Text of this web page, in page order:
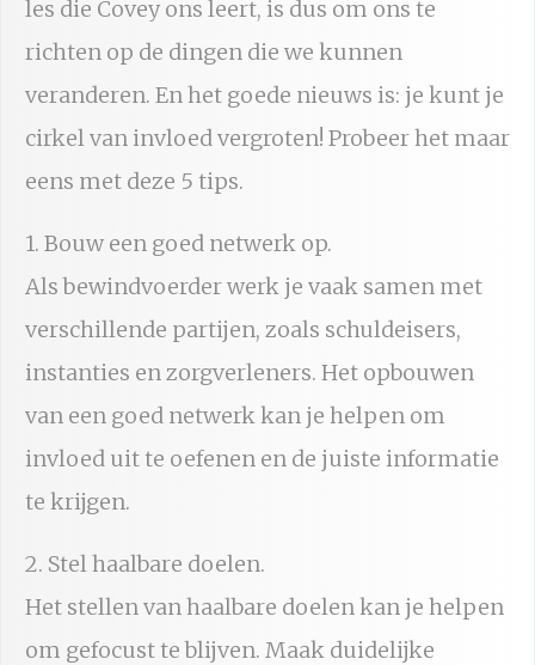
les die Covey ons leert, is dus om ons te
richten op de dingen die we kunnen
veranderen. En het goede nieuws is: je kunt je
cirkel van invloed vergroten! Probeer het maar
eens met deze 5 tips.
1. Bouw een goed netwerk op.
Als bewindvoerder werk je vaak samen met
verschillende partijen, zoals schuldeisers,
instanties en zorgverleners. Het opbouwen
van een goed netwerk kan je helpen om
invloed uit te oefenen en de juiste informatie
te krijgen.
2. Stel haalbare doelen.
Het stellen van haalbare doelen kan je helpen
om gefocust te blijven. Maak duidelijke